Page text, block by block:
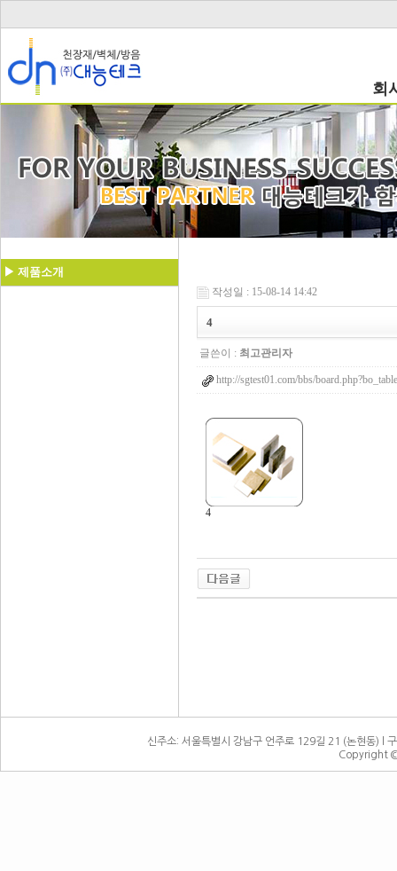
회
▶ 제품소개
작성일 : 15-08-14 14:42
4
글쓴이 : 최고관리자
http://sgtest01.com/bbs/
4
신주소: 서울특별시 강남구 언주로 129길 21 (논현동)
Copyright